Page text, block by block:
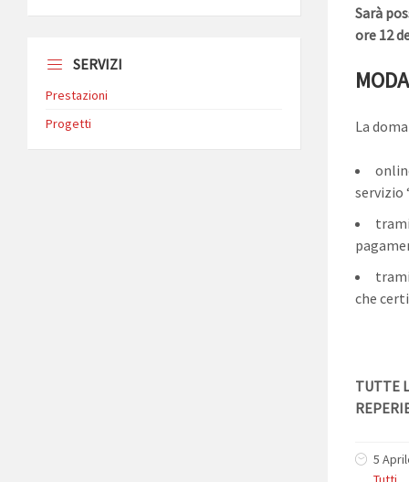
Sarà
ore 12
La
servizio
che
TUTTE
5
SERVIZI
Prestazioni
Progetti